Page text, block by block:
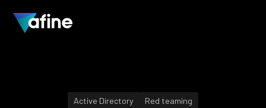
Active Directory Red teaming